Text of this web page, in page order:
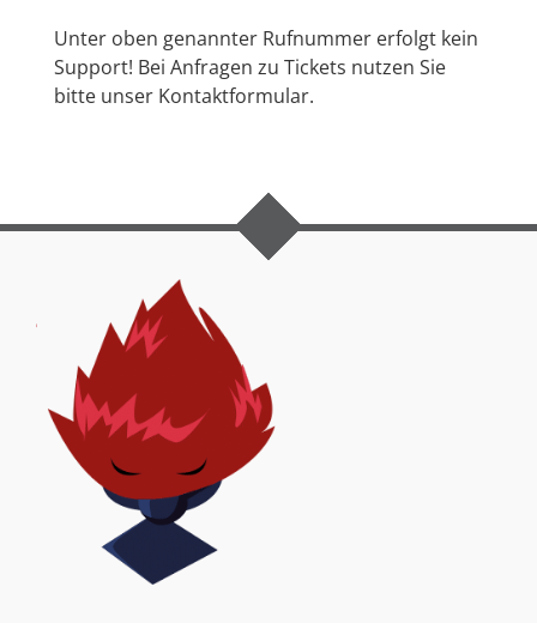
Unter oben genannter Rufnummer erfolgt kein
Support! Bei Anfragen zu Tickets nutzen Sie
bitte unser Kontaktformular.